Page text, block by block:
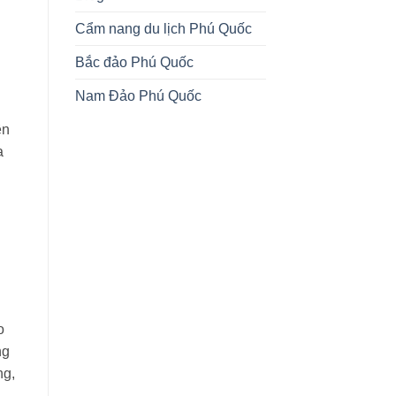
Cẩm nang du lịch Phú Quốc
Bắc đảo Phú Quốc
Nam Đảo Phú Quốc